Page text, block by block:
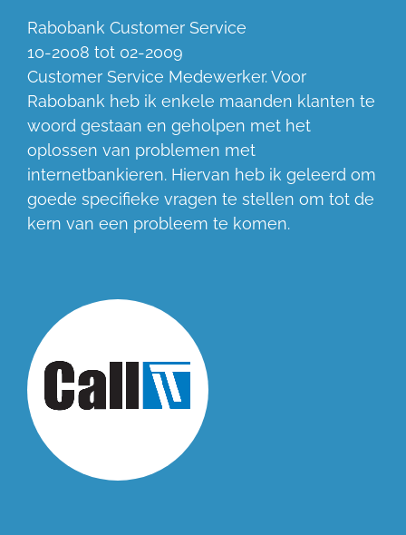
Rabobank Customer Service
10-2008 tot 02-2009
Customer Service Medewerker. Voor
Rabobank heb ik enkele maanden klanten te
woord gestaan en geholpen met het
oplossen van problemen met
internetbankieren. Hiervan heb ik geleerd om
goede specifieke vragen te stellen om tot de
kern van een probleem te komen.